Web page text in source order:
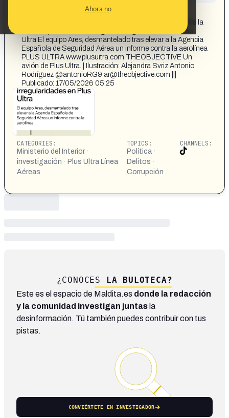
Ahora no
12:36 ill 86 Interior di... × く ☐ ☐ jective.com =
THEOBJECTIVE Q MyTO EXCLUSIVA Interior disuelve la
unidad que estaba investigando irregularidades en Plus
Ultra El equipo Ares, desmantelado tras elevar a la Agencia
Española de Seguridad Aérea un informe contra la aerolínea
PLUS ULTRA www.plusuitra.com THEOBJECTIVE Un
avión de Plus Ultra. | Ilustración: Alejandra Svriz Antonio
Rodríguez @antonioRG9 ar@theobjective.com
Publicado: 17/05/2026 05:25
CATEGORIES:
Ministerio del Interior ·
investigación · Plus Ultra Línea
Aéreas
TOPICS:
Política ·
Delitos ·
Corrupción
CHANNELS:
¿CONOCES LA BULOTECA?
Este es el espacio de Maldita.es donde la redacción
y la comunidad investigan juntas la
desinformación. Tú también puedes contribuir con tus
pistas.
CONVIÉRTETE EN INVESTIGADOR